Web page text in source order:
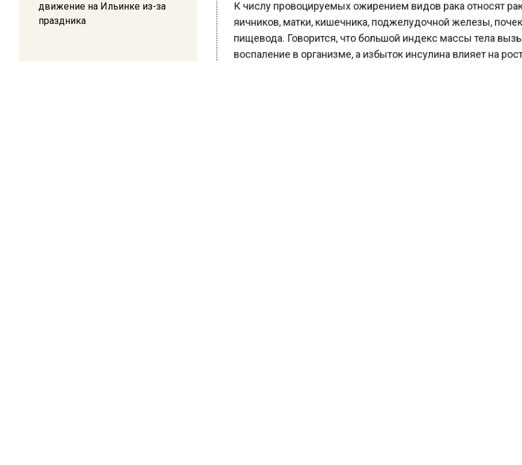
движение на Ильинке из-за
праздника
К числу провоцируемых ожирением видов рака относят
яичников, матки, кишечника, поджелудочной железы,
пищевода. Говорится, что большой индекс массы тела
воспаление в организме, а избыток инсулина влияет на